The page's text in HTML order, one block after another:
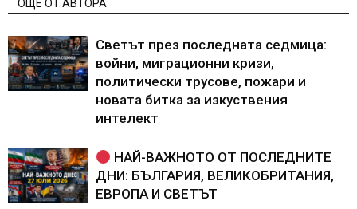
ОЩЕ ОТ АВТОРА
Светът през последната седмица:
войни, миграционни кризи,
политически трусове, пожари и
новата битка за изкуствения
интелект
НАЙ-ВАЖНОТО ОТ ПОСЛЕДНИТЕ
ДНИ: БЪЛГАРИЯ, ВЕЛИКОБРИТАНИЯ,
ЕВРОПА И СВЕТЪТ